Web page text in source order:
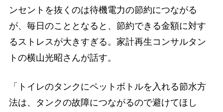
ンセントを抜くのは待機電力の節約につながる
が、毎日のこととなると、節約できる金額に対す
るストレスが大きすぎる。家計再生コンサルタン
トの横山光昭さんが話す。
「トイレのタンクにペットボトルを入れる節水方
法は、タンクの故障につながるので避けてほし